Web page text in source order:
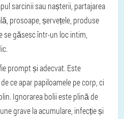
sarcinii sau nașterii, partajarea
prosoape, șervețele, produse
se găsesc într-un loc intim,
prompt și adecvat. Este
ce apar papiloamele pe corp, ci
Ignorarea bolii este plină de
grave la acumulare, infecție și